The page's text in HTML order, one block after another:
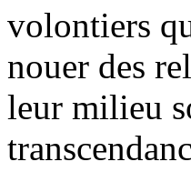
volontiers
nouer des
leur milieu